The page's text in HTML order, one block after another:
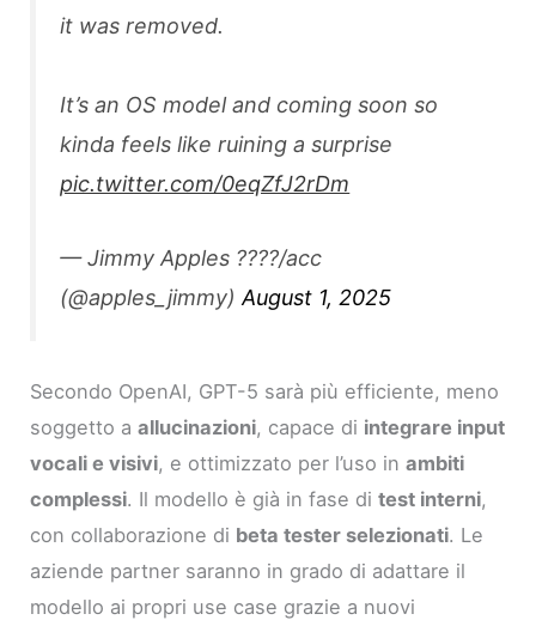
it was removed.
It’s an OS model and coming soon so
kinda feels like ruining a surprise
pic.twitter.com/0eqZfJ2rDm
— Jimmy Apples ????/acc
(@apples_jimmy)August 1, 2025
Secondo OpenAI, GPT-5 sarà più efficiente, meno
soggetto aallucinazioni, capace di integrare input
vocali e visivi, e ottimizzato per l’uso inambiti
complessi. Il modello è già in fase ditest interni,
con collaborazione di beta tester selezionati. Le
aziende partner saranno in grado di adattare il
modello ai propri use case grazie a nuovi